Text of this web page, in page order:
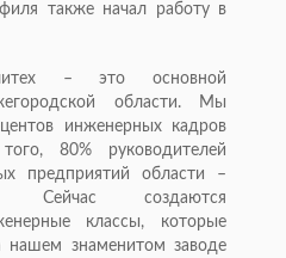
также начал работу в
– это основной
области. Мы
инженерных кадров
80% руководителей
предприятий области –
Сейчас создаются
классы, которые
нашем знаменитом заводе